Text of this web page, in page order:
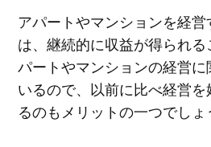
アパートやマンションを経
は、継続的に収益が得られ
パートやマンションの経営
いるので、以前に比べ経営
るのもメリットの一つでしょ